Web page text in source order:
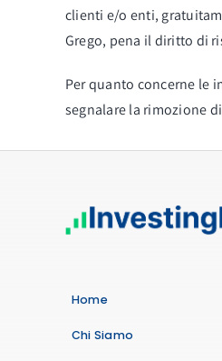
clienti e/o enti,
Grego, pena il diritto di
Per quanto concerne le
segnalare la rimozione
Home
Chi Siamo